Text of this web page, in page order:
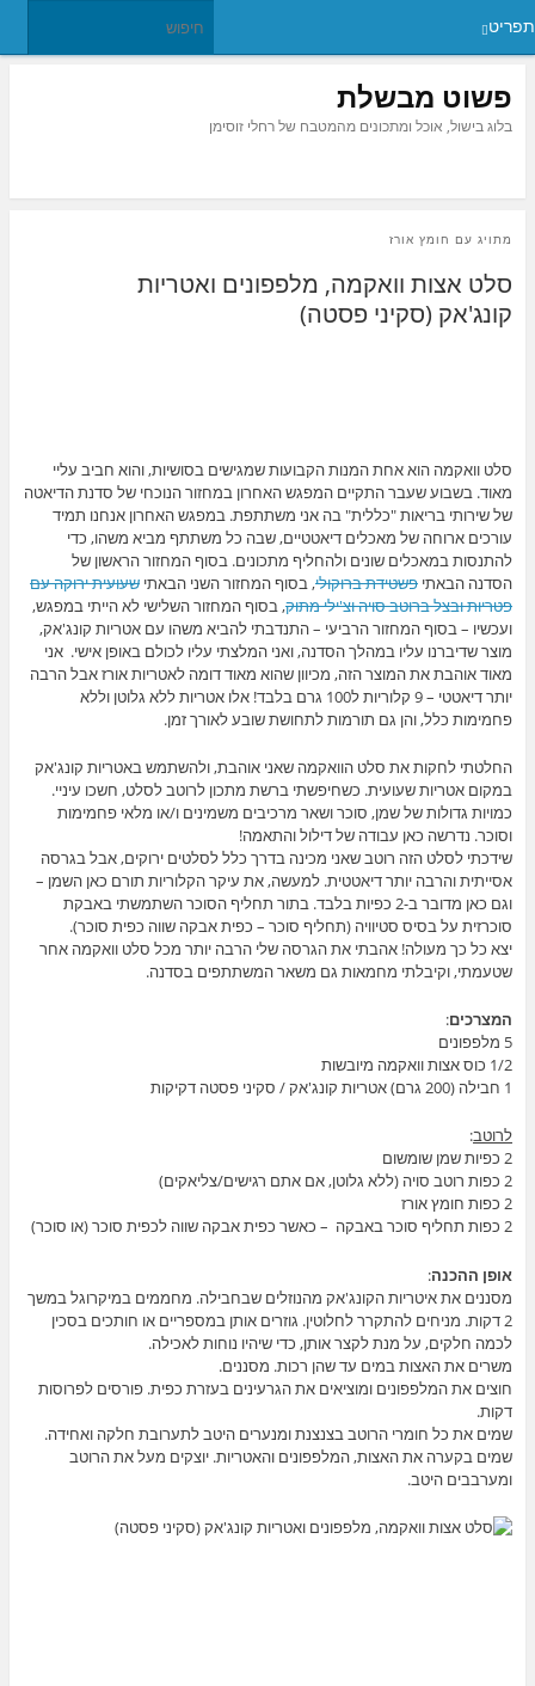
תפריט
פשוט מבשלת
בלוג בישול, אוכל ומתכונים מהמטבח של רחלי זוסימן
מתויג עם חומץ אורז
סלט אצות וואקמה, מלפפונים ואטריות
קונג'אק (סקיני פסטה)
סלט וואקמה הוא אחת המנות הקבועות שמגישים בסושיות, והוא חביב עליי
מאוד. בשבוע שעבר התקיים המפגש האחרון במחזור הנוכחי של סדנת הדיאטה
של שירותי בריאות "כללית" בה אני משתתפת. במפגש האחרון אנחנו תמיד
עורכים ארוחה של מאכלים דיאטטיים, שבה כל משתתף מביא משהו, כדי
להתנסות במאכלים שונים ולהחליף מתכונים. בסוף המחזור הראשון של
הסדנה הבאתי פשטידת ברוקולי, בסוף המחזור השני הבאתי שעועית ירוקה עם
פטריות ובצל ברוטב סויה וצ'ילי מתוק, בסוף המחזור השלישי לא הייתי במפגש,
ועכשיו – בסוף המחזור הרביעי – התנדבתי להביא משהו עם אטריות קונג'אק,
מוצר שדיברנו עליו במהלך הסדנה, ואני המלצתי עליו לכולם באופן אישי. אני
מאוד אוהבת את המוצר הזה, מכיוון שהוא מאוד דומה לאטריות אורז אבל הרבה
יותר דיאטטי – 9 קלוריות ל100 גרם בלבד! אלו אטריות ללא גלוטן וללא
פחמימות כלל, והן גם תורמות לתחושת שובע לאורך זמן.
החלטתי לחקות את סלט הוואקמה שאני אוהבת, ולהשתמש באטריות קונג'אק
במקום אטריות שעועית. כשחיפשתי ברשת מתכון לרוטב לסלט, חשכו עיניי.
כמויות גדולות של שמן, סוכר ושאר מרכיבים משמינים ו/או מלאי פחמימות
וסוכר. נדרשה כאן עבודה של דילול והתאמה!
שידכתי לסלט הזה רוטב שאני מכינה בדרך כלל לסלטים ירוקים, אבל בגרסה
אסייתית והרבה יותר דיאטטית. למעשה, את עיקר הקלוריות תורם כאן השמן –
וגם כאן מדובר ב-2 כפיות בלבד. בתור תחליף הסוכר השתמשתי באבקת
סוכרזית על בסיס סטיוויה (תחליף סוכר – כפית אבקה שווה כפית סוכר).
יצא כל כך מעולה! אהבתי את הגרסה שלי הרבה יותר מכל סלט וואקמה אחר
שטעמתי, וקיבלתי מחמאות גם משאר המשתתפים בסדנה.
המצרכים:
5 מלפפונים
1/2 כוס אצות וואקמה מיובשות
1 חבילה (200 גרם) אטריות קונג'אק / סקיני פסטה דקיקות
לרוטב:
2 כפיות שמן שומשום
2 כפות רוטב סויה (ללא גלוטן, אם אתם רגישים/צליאקים)
2 כפות חומץ אורז
2 כפות תחליף סוכר באבקה – כאשר כפית אבקה שווה לכפית סוכר (או סוכר)
אופן ההכנה:
מסננים את איטריות הקונג'אק מהנוזלים שבחבילה. מחממים במיקרוגל במשך
2 דקות. מניחים להתקרר לחלוטין. גוזרים אותן במספריים או חותכים בסכין
לכמה חלקים, על מנת לקצר אותן, כדי שיהיו נוחות לאכילה.
משרים את האצות במים עד שהן רכות. מסננים.
חוצים את המלפפונים ומוציאים את הגרעינים בעזרת כפית. פורסים לפרוסות
דקות.
שמים את כל חומרי הרוטב בצנצנת ומנערים היטב לתערובת חלקה ואחידה.
שמים בקערה את האצות, המלפפונים והאטריות. יוצקים מעל את הרוטב
ומערבבים היטב.